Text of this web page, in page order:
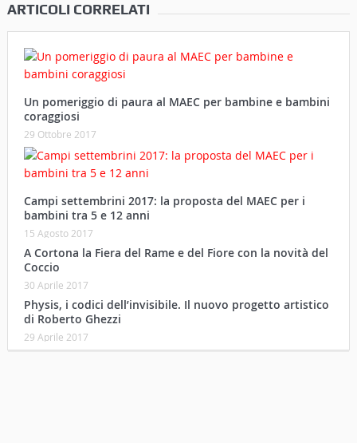
ARTICOLI CORRELATI
Un pomeriggio di paura al MAEC per bambine e bambini
coraggiosi
29 Ottobre 2017
Campi settembrini 2017: la proposta del MAEC per i
bambini tra 5 e 12 anni
15 Agosto 2017
A Cortona la Fiera del Rame e del Fiore con la novità del
Coccio
30 Aprile 2017
Physis, i codici dell’invisibile. Il nuovo progetto artistico
di Roberto Ghezzi
29 Aprile 2017